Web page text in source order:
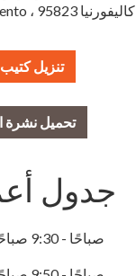
Sacramento ، كاليفورنيا 95823
تنزيل كتيب 2026
تحميل نشرة
جدول
9:00 صباحًا - 9:30 صباحًا